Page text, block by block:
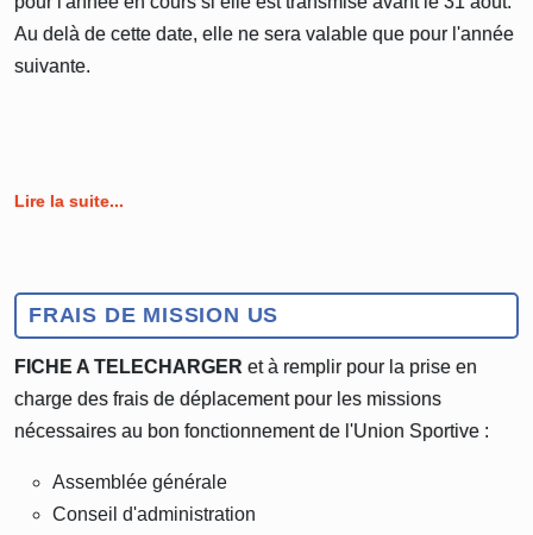
Au delà de cette date, elle ne sera valable que pour l'année
suivante.
Lire la suite...
FRAIS DE MISSION US
FICHE A TELECHARGER et à remplir pour la prise en
charge des frais de déplacement pour les missions
nécessaires au bon fonctionnement de l'Union Sportive :
Assemblée générale
Conseil d'administration